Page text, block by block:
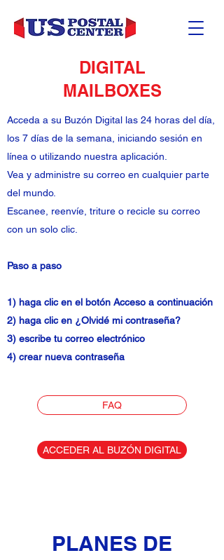
DIGITAL
MAILBOXES
Acceda a su Buzón Digital las 24 horas del día,
los 7 días de la semana, iniciando sesión en
línea o utilizando nuestra aplicación.
Vea y administre su correo en cualquier parte
del mundo.
Escanee, reenvíe, triture o recicle su correo
con un solo clic.
Paso a paso
1) haga clic en el botón Acceso a continuación
2) haga clic en ¿Olvidé mi contraseña?
3) escribe tu correo electrónico
4) crear nueva contraseña
FAQ
ACCEDER AL BUZÓN DIGITAL
PLANES DE